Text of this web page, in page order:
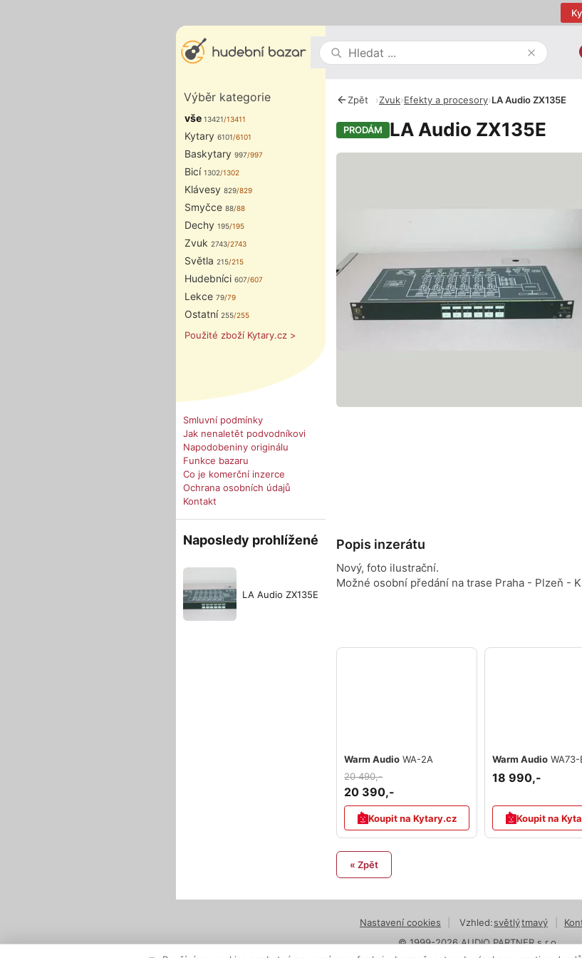
Výběr kategorie
vše 13421/13411
Kytary 6101/6101
Baskytary 997/997
Bicí 1302/1302
Klávesy 829/829
Smyčce 88/88
Dechy 195/195
Zvuk 2743/2743
Světla 215/215
Hudebníci 607/607
Lekce 79/79
Ostatní 255/255
Použité zboží Kytary.cz >
Smluvní podmínky
Jak nenaletět podvodníkovi
Napodobeniny originálu
Funkce bazaru
Co je komerční inzerce
Ochrana osobních údajů
Kontakt
Naposledy prohlížené
LA Audio ZX135E
Zpět ›Zvuk›Efekty a procesory›LA Audio ZX135E
PRODÁM LA Audio ZX135E
Popis inzerátu
Nový, foto ilustrační.
Možné osobní předání na trase Praha - Plzeň -
Warm Audio WA-2A
20 490,-
20 390,-
Koupit na Kytary.cz
Warm Audio WA73-
18 990,-
Koupit na
« Zpět
Nastavení cookies Vzhled:světlýtmavý
© 1999-2026 AUDIO PARTNER s.r.o.